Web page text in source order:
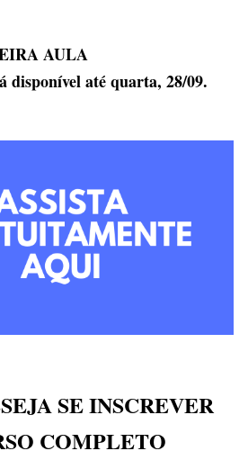
AULA
disponível até quarta, 28/09.
SE INSCREVER
COMPLETO